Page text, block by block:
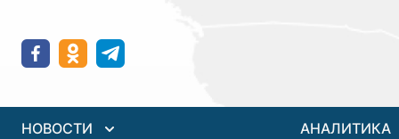
НОВОСТИ АНАЛИТИКА